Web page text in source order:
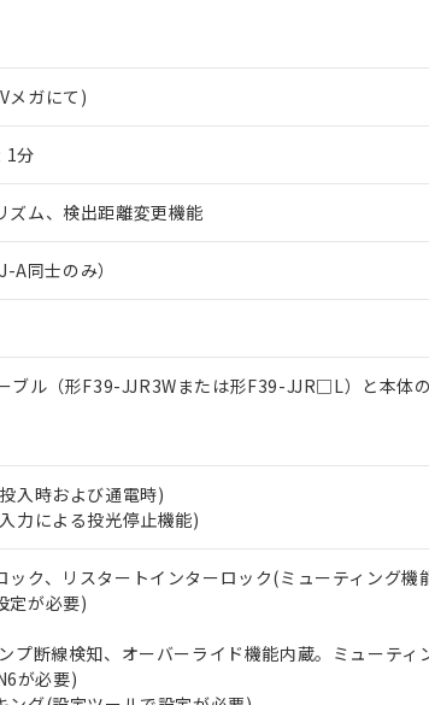
メガにて)
1分
ズム、検出距離変更機能
A同士のみ）
ブル（形F39-JJR3Wまたは形F39-JJR□L）と本体
入時および通電時)
力による投光停止機能)
ック、リスタートインターロック(ミューティング機
定が必要)
プ断線検知、オーバーライド機能内蔵。ミューティ
が必要)